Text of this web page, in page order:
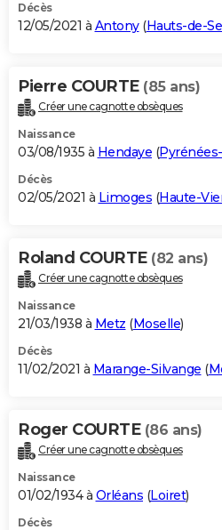
Décès
12/05/2021 à Antony(Hauts-de-
Pierre COURTE (85 ans)
Créer une cagnotte obsèques
Naissance
03/08/1935 à Hendaye (
Décès
02/05/2021 à Limoges (Haute-
Roland COURTE (82 ans)
Créer une cagnotte obsèques
Naissance
21/03/1938 à Metz (Moselle)
Décès
11/02/2021 à Marange-Silvange (
Roger COURTE (86 ans)
Créer une cagnotte obsèques
Naissance
01/02/1934 à Orléans (Loiret)
Décès